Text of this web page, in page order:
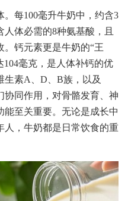
每100毫升牛奶中，约含3
体必需的8种氨基酸，且
。钙元素更是牛奶的“王
104毫克，是人体补钙的优
生素A、D、B族，以及
协同作用，对骨骼发育、神
至关重要。无论是成长中
人，牛奶都是日常饮食的重